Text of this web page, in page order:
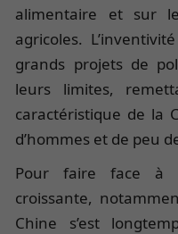
alimentaire et sur
agricoles.
grands projets de
leurs limites,
caractéristique de la
d’hommes et de peu
Pour faire face à
croissante,
Chine s’est